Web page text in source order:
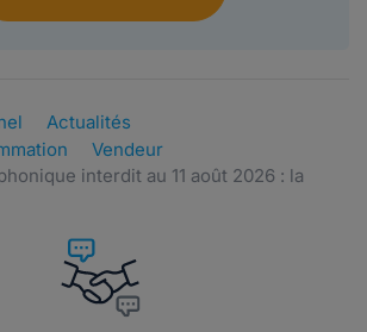
Actualités
Vendeur
interdit au 11 août 2026 : la